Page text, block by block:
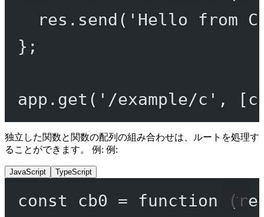
res. send ( 'Hello from
};
app. get ( '/example/c' ,
独立した関数と関数の配列の組み合わせは、ルートを処理す
ることができます。 例: 例:
JavaScript TypeScript
const cb0 = function (